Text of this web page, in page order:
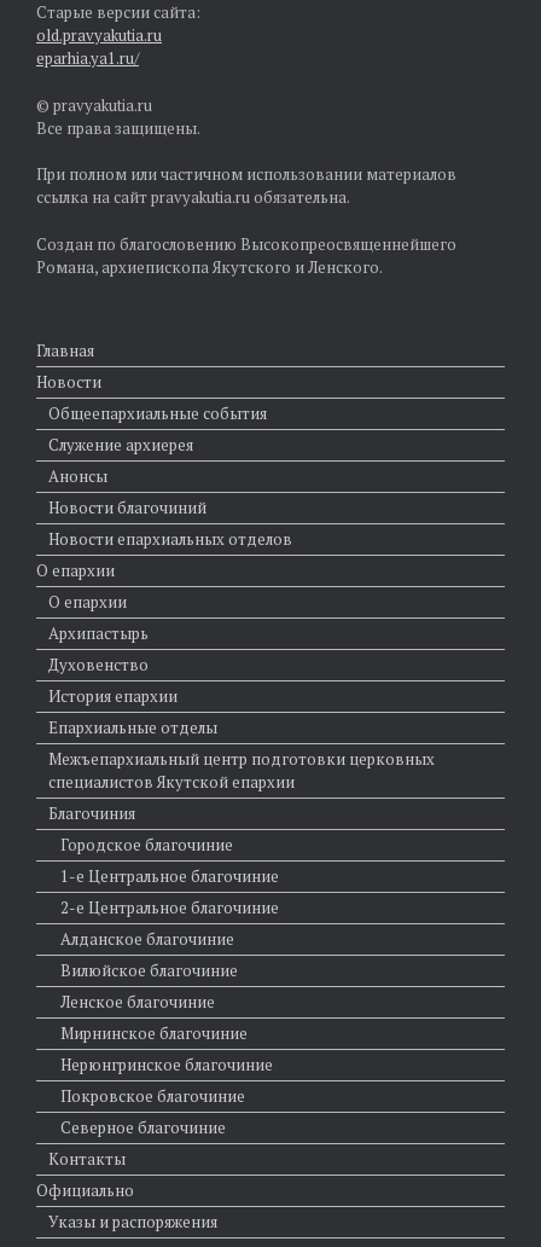
Старые версии сайта:
old.pravyakutia.ru
eparhia.ya1.ru/
© pravyakutia.ru
Все права защищены.
При полном или частичном использовании материалов
ссылка на сайт pravyakutia.ru обязательна.
Создан по благословению Высокопреосвященнейшего
Романа, архиепископа Якутского и Ленского.
Главная
Новости
Общеепархиальные события
Служение архиерея
Анонсы
Новости благочиний
Новости епархиальных отделов
О епархии
О епархии
Архипастырь
Духовенство
История епархии
Епархиальные отделы
Межъепархиальный центр подготовки церковных
специалистов Якутской епархии
Благочиния
Городское благочиние
1-е Центральное благочиние
2-е Центральное благочиние
Алданское благочиние
Вилюйское благочиние
Ленское благочиние
Мирнинское благочиние
Нерюнгринское благочиние
Покровское благочиние
Северное благочиние
Контакты
Официально
Указы и распоряжения